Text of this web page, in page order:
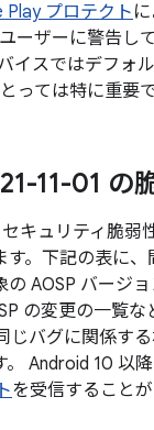
Play プロテクト
ーザーに警告し
イスではデフォ
っては特に重要で
11-01 の
キュリティ脆弱
。下記の表に
の AOSP バージ
の変更の一覧
じバグに関係す
Android 10 以
を受信することが